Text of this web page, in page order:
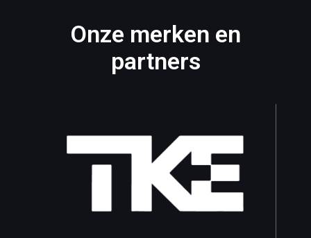
Onze merken en
partners